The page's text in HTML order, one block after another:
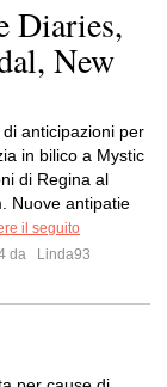
Diaries,
New
anticipazioni per
in bilico a Mystic
di Regina al
Nuove antipatie
il seguito
da
Linda93